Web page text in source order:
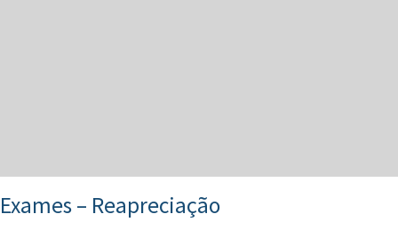
Exames – Reapreciação